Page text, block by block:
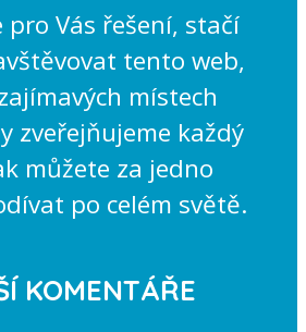
pro Vás řešení, stačí
tento web,
místech
zveřejňujeme každý
můžete za jedno
po celém světě.
KOMENTÁŘE